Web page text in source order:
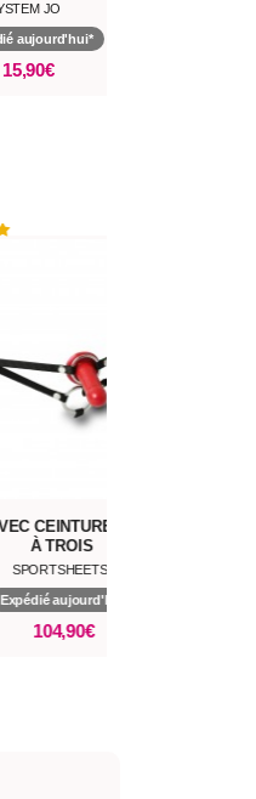
JUST GLIDE
aujourd'hui*
10,90€
GODE CEINTURE AJUSTABLE
RIBBED STRAP-ON
Expédié aujourd'hui*